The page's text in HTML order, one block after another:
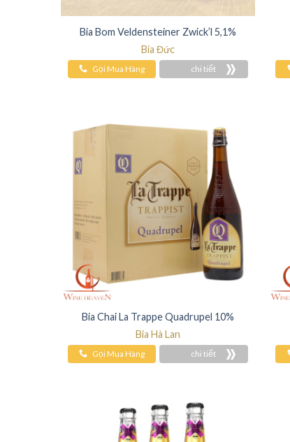
Bia Bom Veldensteiner Zwick’l 5,1%
Bia Đức
Gọi Mua Hàng chi tiết
Bia Chai La Trappe Quadrupel 10%
Bia Hà Lan
Gọi Mua Hàng chi tiết